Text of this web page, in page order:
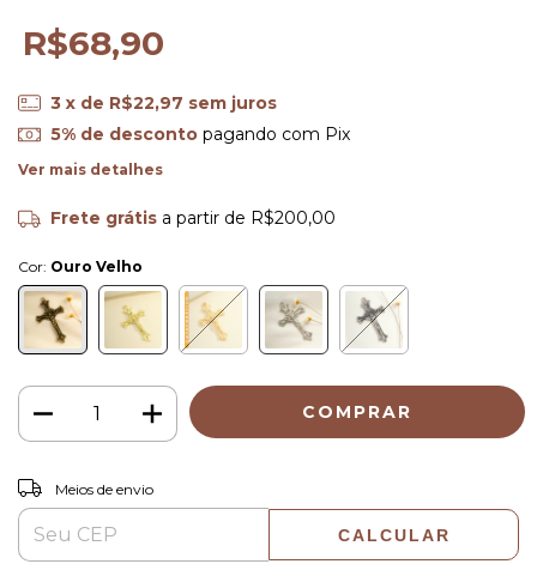
R$68,90
3 x de R$22,97 sem juros
5% de descontopagando com Pix
Ver mais detalhes
Frete grátis a partir de R$200,00
Cor: Ouro Velho
Entregas para o CEP:
Meios de envio
CALCULAR